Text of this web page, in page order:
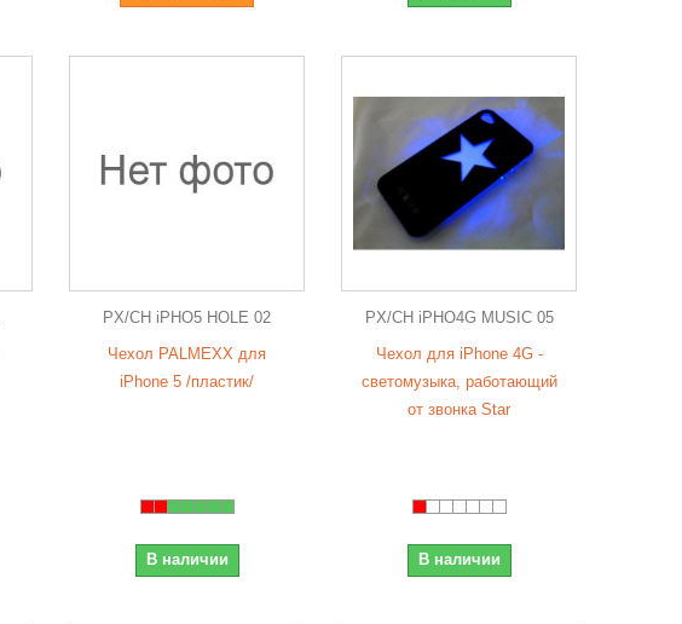
PX/CH iPHO5 HOLE 02
Чехол PALMEXX для
iPhone 5 /пластик/
В наличии
PX/CH iPHO4G MUSIC 05
Чехол для iPhone 4G -
светомузыка, работающий
от звонка Star
В наличии